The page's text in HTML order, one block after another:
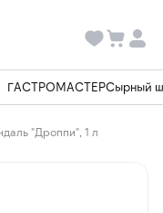
ГАСТРОМАСТЕРСырный
"Дроппи", 1 л